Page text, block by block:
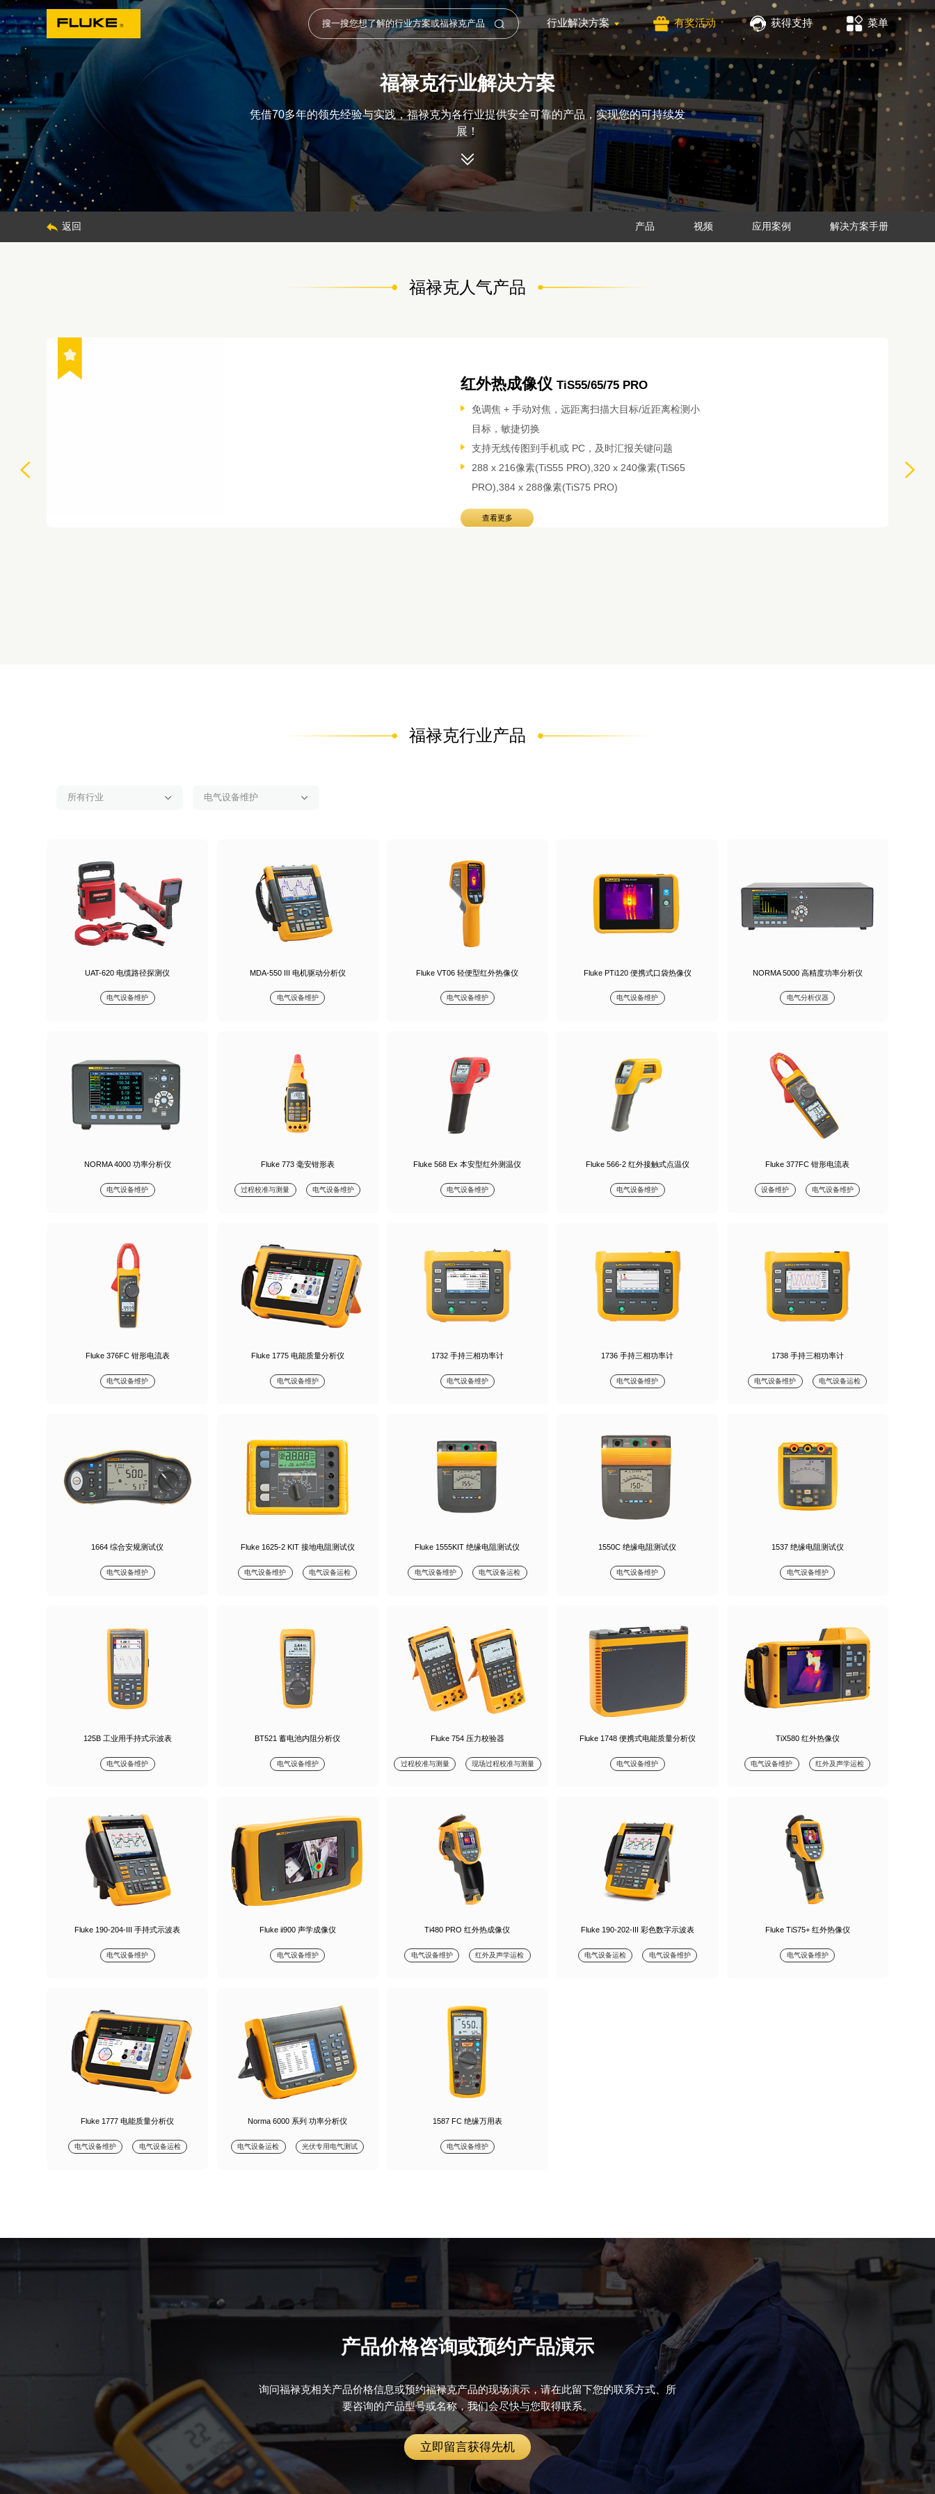
行业解决方案 有奖活动 获得支持 菜单
福禄克行业解决方案
凭借70多年的领先经验与实践，福禄克为各行业提供安全可靠的产品，实现您的可持续发
展！
返回 产品 视频 应用案例 解决方案手册
福禄克人气产品
红外热成像仪 TiS55/65/75 PRO
免调焦 + 手动对焦，远距离扫描大目标/近距离检测小
目标，敏捷切换
支持无线传图到手机或 PC，及时汇报关键问题
288 x 216像素(TiS55 PRO),320 x 240像素(TiS65
PRO),384 x 288像素(TiS75 PRO)
查看更多
福禄克行业产品
UAT-620 电缆路径探测仪
电气设备维护
MDA-550 III 电机驱动分析仪
电气设备维护
Fluke VT06 轻便型红外热像仪
电气设备维护
Fluke PTi120 便携式口袋热像仪
电气设备维护
NORMA 5000 高精度功率分析仪
电气分析仪器
NORMA 4000 功率分析仪
电气设备维护
Fluke 773 毫安钳形表
过程校准与测量 电气设备维护
Fluke 568 Ex 本安型红外测温仪
电气设备维护
Fluke 566-2 红外接触式点温仪
电气设备维护
Fluke 377FC 钳形电流表
设备维护 电气设备维护
Fluke 376FC 钳形电流表
电气设备维护
Fluke 1775 电能质量分析仪
电气设备维护
1732 手持三相功率计
电气设备维护
1736 手持三相功率计
电气设备维护
1738 手持三相功率计
电气设备维护 电气设备运检
1664 综合安规测试仪
电气设备维护
Fluke 1625-2 KIT 接地电阻测试仪
电气设备维护 电气设备运检
Fluke 1555KIT 绝缘电阻测试仪
电气设备维护 电气设备运检
1550C 绝缘电阻测试仪
电气设备维护
1537 绝缘电阻测试仪
电气设备维护
125B 工业用手持式示波表
电气设备维护
BT521 蓄电池内阻分析仪
电气设备维护
Fluke 754 压力校验器
过程校准与测量 现场过程校准与测量
Fluke 1748 便携式电能质量分析仪
电气设备维护
TiX580 红外热像仪
电气设备维护 红外及声学运检
Fluke 190-204-III 手持式示波表
电气设备维护
Fluke ii900 声学成像仪
电气设备维护
Ti480 PRO 红外热成像仪
电气设备维护 红外及声学运检
Fluke 190-202-III 彩色数字示波表
电气设备运检 电气设备维护
Fluke TiS75+ 红外热像仪
电气设备维护
Fluke 1777 电能质量分析仪
电气设备维护 电气设备运检
Norma 6000 系列 功率分析仪
电气设备运检 光伏专用电气测试
1587 FC 绝缘万用表
电气设备维护
产品价格咨询或预约产品演示
询问福禄克相关产品价格信息或预约福禄克产品的现场演示，请在此留下您的联系方式、所
要咨询的产品型号或名称，我们会尽快与您取得联系。
立即留言获得先机